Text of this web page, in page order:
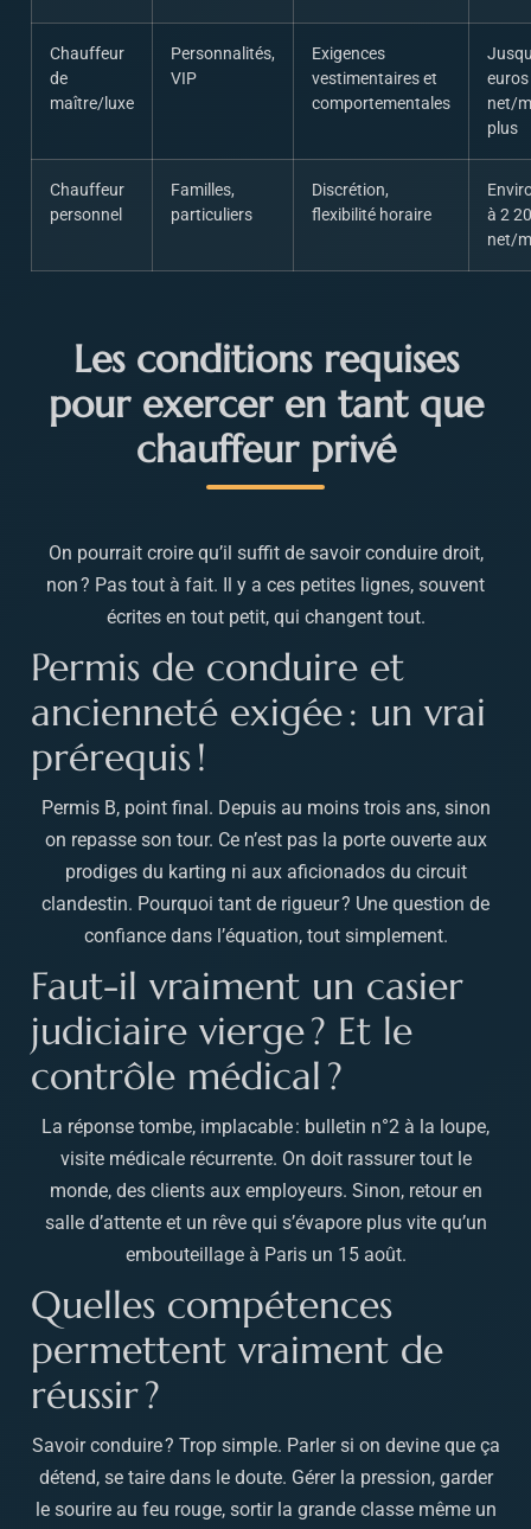
Chauffeur
de
maître/luxe
Personnalités,
VIP
Exigences
vestimentaires et
comportementales
euros
net/
plus
Chauffeur
personnel
Familles,
particuliers
Discrétion,
flexibilité horaire
à 2
net/
Les conditions requises
pour exercer en tant que
chauffeur privé
On pourrait croire qu’il suffit de savoir conduire droit,
non ? Pas tout à fait. Il y a ces petites lignes, souvent
écrites en tout petit, qui changent tout.
Permis de conduire et
ancienneté exigée : un vrai
prérequis !
Permis B, point final. Depuis au moins trois ans, sinon
on repasse son tour. Ce n’est pas la porte ouverte aux
prodiges du karting ni aux aficionados du circuit
clandestin. Pourquoi tant de rigueur ? Une question de
confiance dans l’équation, tout simplement.
Faut-il vraiment un casier
judiciaire vierge ? Et le
contrôle médical ?
La réponse tombe, implacable : bulletin n°2 à la loupe,
visite médicale récurrente. On doit rassurer tout le
monde, des clients aux employeurs. Sinon, retour en
salle d’attente et un rêve qui s’évapore plus vite qu’un
embouteillage à Paris un 15 août.
Quelles compétences
permettent vraiment de
réussir ?
Savoir conduire ? Trop simple. Parler si on devine que ça
détend, se taire dans le doute. Gérer la pression, garder
le sourire au feu rouge, sortir la grande classe même un